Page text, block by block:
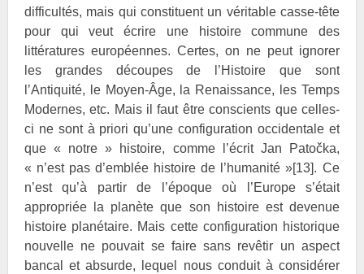
difficultés, mais qui constituent un véritable casse-tête
pour qui veut écrire une histoire commune des
littératures européennes. Certes, on ne peut ignorer
les grandes découpes de l’Histoire que sont
l’Antiquité, le Moyen-Âge, la Renaissance, les Temps
Modernes, etc. Mais il faut être conscients que celles-
ci ne sont à priori qu’une configuration occidentale et
que « notre » histoire, comme l’écrit Jan
Patočka,
« n’est pas d’emblée histoire de l’humanité »[13]. Ce
n’est qu’à partir de l’époque où l’Europe s’était
appropriée la planète que son histoire est devenue
histoire planétaire. Mais cette configuration historique
nouvelle ne pouvait se faire sans revêtir un aspect
bancal et absurde, lequel nous conduit à considérer